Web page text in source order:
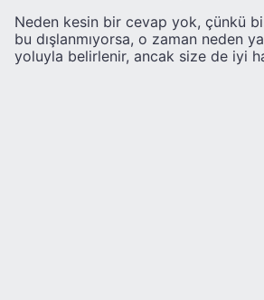
Neden kesin bir cevap yok, çünkü
bu dışlanmıyorsa, o zaman neden
yoluyla belirlenir, ancak size de iyi